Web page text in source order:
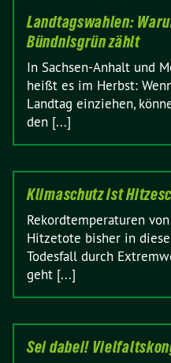
Landtagswahlen:
Bündnisgrün zählt
In Sachsen-Anhalt und
heißt es im Herbst:
Landtag einziehen,
den [...]
Klimaschutz ist
Rekordtemperaturen
Hitzetote bisher in
Todesfall durch
geht [...]
Sei dabei!